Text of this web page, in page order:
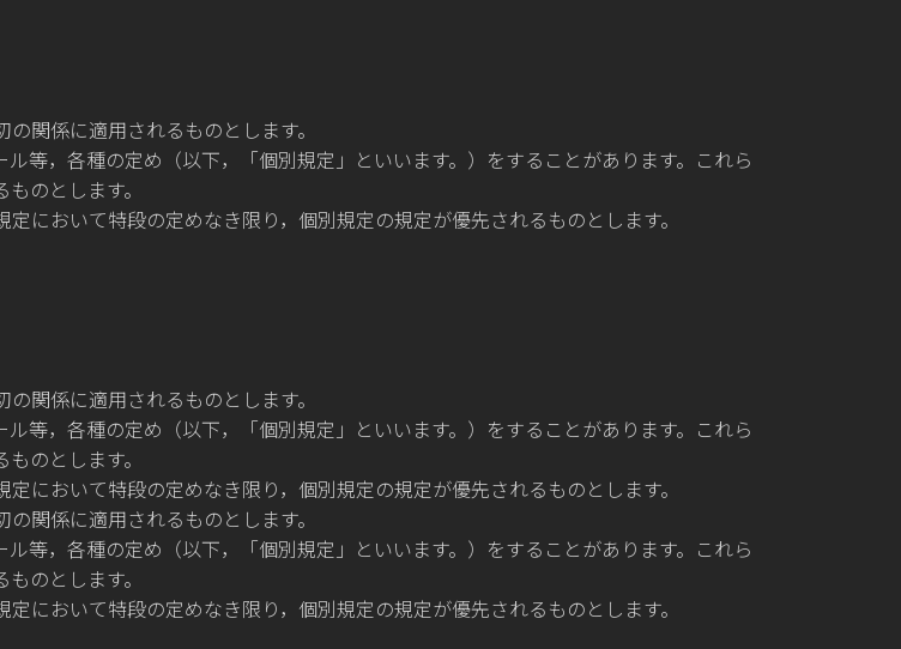
関係に適用されるものとします。
等，各種の定め（以下，「個別規定」といいます。）をすることがあります。これら
のとします。
において特段の定めなき限り，個別規定の規定が優先されるものとします。
関係に適用されるものとします。
等，各種の定め（以下，「個別規定」といいます。）をすることがあります。これら
のとします。
において特段の定めなき限り，個別規定の規定が優先されるものとします。
関係に適用されるものとします。
等，各種の定め（以下，「個別規定」といいます。）をすることがあります。これら
のとします。
において特段の定めなき限り，個別規定の規定が優先されるものとします。